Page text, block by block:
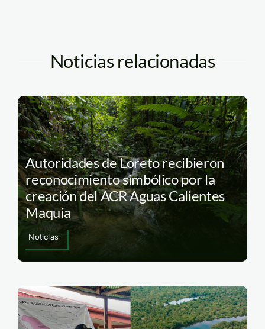
Noticias relacionadas
Autoridades de Loreto recibieron
reconocimiento simbólico por la
creación del ACR Aguas Calientes
Maquía
Noticias